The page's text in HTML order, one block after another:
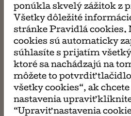
po tie najhorúcejšie a najvlhšie
planéty. Najmenšie rastliny sú
jednobunkové mikroskopické
malé, že na vytvorenie tvaru vo
piesku by ich bolo treba asi sto.
Kniha sa požičiava štandardne
dní. Ak si prajete túto knihu
na dlhšiu dobu, v košíku pri
ponúkla skvelý zážitok z
Všetky dôležité
stránke Pravidlá cookies.
cookies sú automaticky
súhlasíte s prijatím
ktoré sa nachádzajú na
môžete to potvrdiť
všetky cookies“, ak
nastavenia upraviť
“Upraviť nastavenia